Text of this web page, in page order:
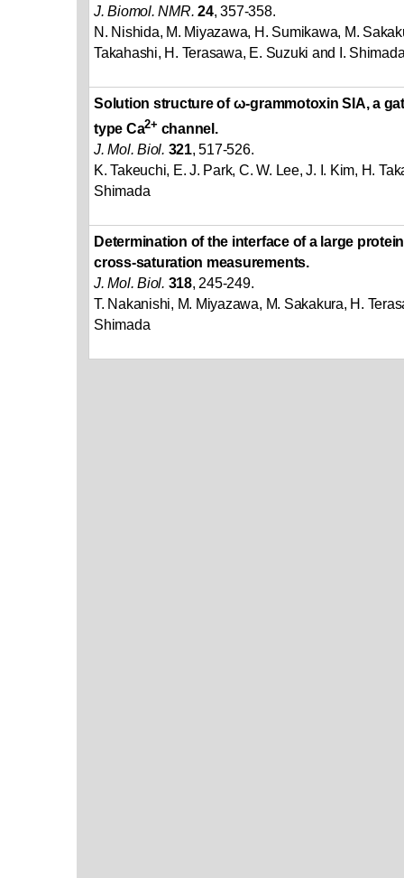
J. Biomol. NMR. 24, 357-358.
N. Nishida, M. Miyazawa, H. Sumikawa, M.
Takahashi, H. Terasawa, E. Suzuki and I.
Solution structure of ω-grammotoxin SIA, a
type Ca2+ channel.
J. Mol. Biol. 321, 517-526.
K. Takeuchi, E. J. Park, C. W. Lee, J. I. Kim, H.
Shimada
Determination of the interface of a large
cross-saturation measurements.
J. Mol. Biol. 318, 245-249.
T. Nakanishi, M. Miyazawa, M. Sakakura, H.
Shimada